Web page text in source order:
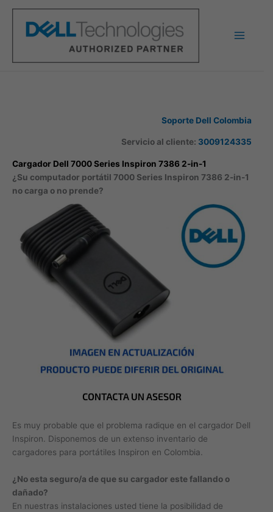
contenido
Soporte Dell Colombia
Servicio al cliente: 3009124335
Cargador Dell 7000 Series Inspiron 7386 2-in-1
¿Su computador portátil 7000 Series Inspiron 7386 2-in-1
no carga o no prende?
Es muy probable que el problema radique en el cargador Dell
Inspiron. Disponemos de un extenso inventario de
cargadores para portátiles Inspiron en Colombia.
¿No esta seguro/a de que su cargador este fallando o
dañado?
En nuestras instalaciones usted tiene la posibilidad de